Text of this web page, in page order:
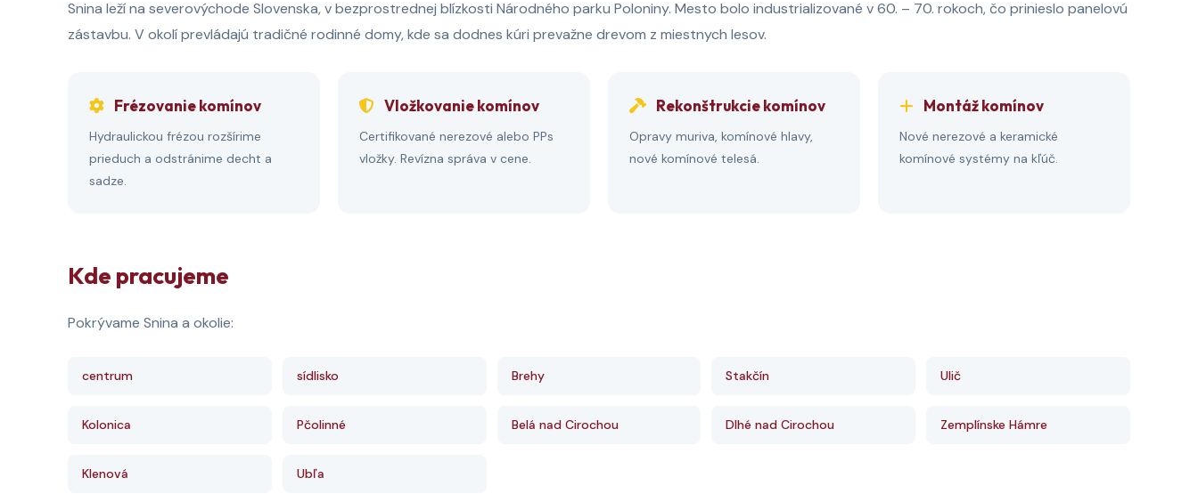
Snina leží na severovýchode Slovenska, v bezprostrednej blízkosti Národného parku Poloniny. Mesto bolo industrializované v 60. – 70. rokoch, čo prinieslo panelovú
zástavbu. V okolí prevládajú tradičné rodinné domy, kde sa dodnes kúri prevažne drevom z miestnych lesov.
Frézovanie komínov
Hydraulickou frézou rozšírime
prieduch a odstránime decht a
sadze.
Vložkovanie komínov
Certifikované nerezové alebo PPs
vložky. Revízna správa v cene.
Rekonštrukcie komínov
Opravy muriva, komínové hlavy,
nové komínové telesá.
Montáž komínov
Nové nerezové a keramické
komínové systémy na kľúč.
Kde pracujeme
Pokrývame Snina a okolie:
centrum sídlisko Brehy Stakčín Ulič
Kolonica Pčolinné Belá nad Cirochou Dlhé nad Cirochou Zemplínske Hámre
Klenová Ubľa